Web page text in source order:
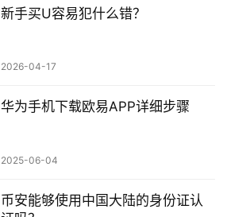
新手买U容易犯什么错？
2026-04-17
华为手机下载欧易APP详细步骤
2025-06-04
币安能够使用中国大陆的身份证认